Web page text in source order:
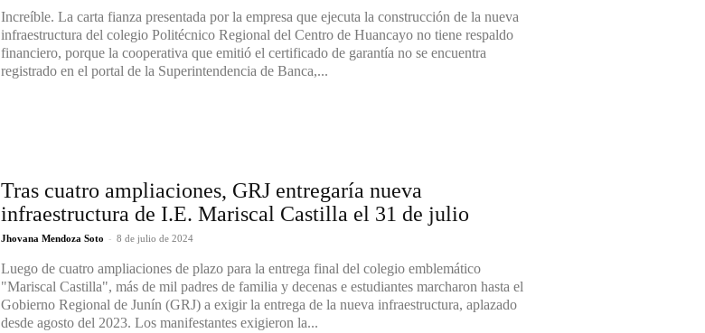
Increíble. La carta fianza presentada por la empresa que ejecuta la construcción de la nueva
infraestructura del colegio Politécnico Regional del Centro de Huancayo no tiene respaldo
financiero, porque la cooperativa que emitió el certificado de garantía no se encuentra
registrado en el portal de la Superintendencia de Banca,...
Tras cuatro ampliaciones, GRJ entregaría nueva
infraestructura de I.E. Mariscal Castilla el 31 de julio
Jhovana Mendoza Soto - 8 de julio de 2024
Luego de cuatro ampliaciones de plazo para la entrega final del colegio emblemático
"Mariscal Castilla", más de mil padres de familia y decenas e estudiantes marcharon hasta el
Gobierno Regional de Junín (GRJ) a exigir la entrega de la nueva infraestructura, aplazado
desde agosto del 2023. Los manifestantes exigieron la...